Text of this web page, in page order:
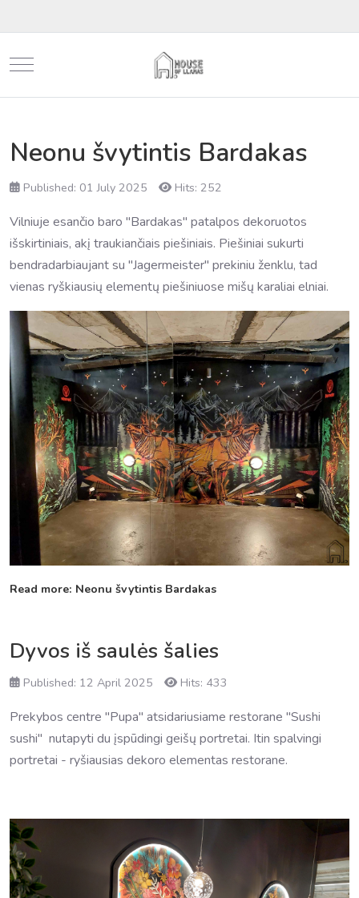
Mobile Menu Toggle
Neonu švytintis Bardakas
Published: 01 July 2025 Hits: 252
Vilniuje esančio baro "Bardakas" patalpos dekoruotos
išskirtiniais, akį traukiančiais piešiniais. Piešiniai sukurti
bendradarbiaujant su "Jagermeister" prekiniu ženklu, tad
vienas ryškiausių elementų piešiniuose mišų karaliai elniai.
Read more: Neonu švytintis Bardakas
Dyvos iš saulės šalies
Published: 12 April 2025 Hits: 433
Prekybos centre "Pupa" atsidariusiame restorane "Sushi
sushi" nutapyti du įspūdingi geišų portretai. Itin spalvingi
portretai - ryšiausias dekoro elementas restorane.